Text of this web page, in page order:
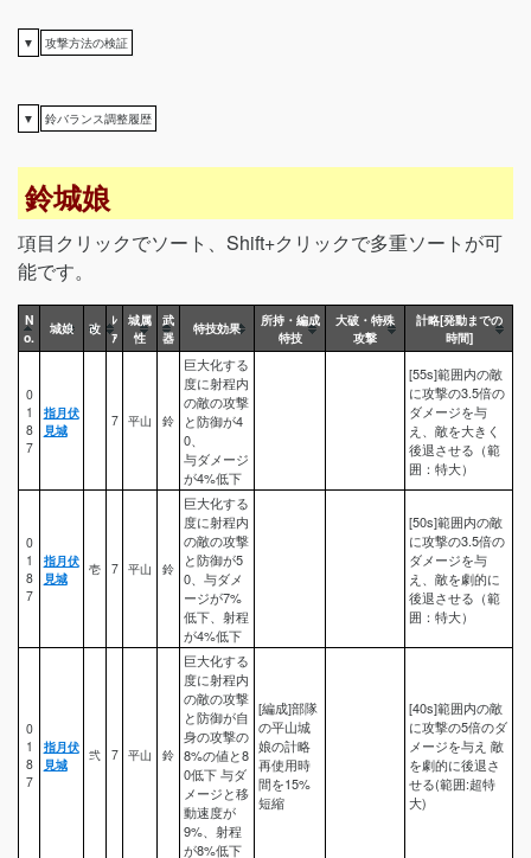
▼ 攻撃方法の検証
▼ 鈴バランス調整履歴
鈴城娘
項目クリックでソート、Shift+クリックで多重ソートが可
能です。
N
o.
城娘 改
ﾚ
ｱ
城属
性
武
器
特技効果
所持・編成
特技
大破・特殊
攻撃
計略[発動までの
時間]
0
1
8
7
指月伏
見城
7 平山 鈴
巨大化する
度に射程内
の敵の攻撃
と防御が4
0、
与ダメージ
が4%低下
[55s]範囲内の敵
に攻撃の3.5倍の
ダメージを与
え、敵を大きく
後退させる（範
囲：特大）
0
1
8
7
指月伏
見城
壱 7 平山 鈴
巨大化する
度に射程内
の敵の攻撃
と防御が5
0、与ダメ
ージが7%
低下、射程
が4%低下
[50s]範囲内の敵
に攻撃の3.5倍の
ダメージを与
え、敵を劇的に
後退させる（範
囲：特大）
0
1
8
7
指月伏
見城
弐 7 平山 鈴
巨大化する
度に射程内
の敵の攻撃
と防御が自
身の攻撃の
8%の値と8
0低下 与ダ
メージと移
動速度が
9%、射程
が8%低下
[編成]部隊
の平山城
娘の計略
再使用時
間を15%
短縮
[40s]範囲内の敵
に攻撃の5倍のダ
メージを与え 敵
を劇的に後退さ
せる(範囲:超特
大)